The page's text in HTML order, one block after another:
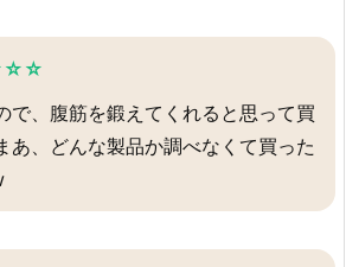
で、腹筋を鍛えてくれると思って買
あ、どんな製品か調べなくて買った